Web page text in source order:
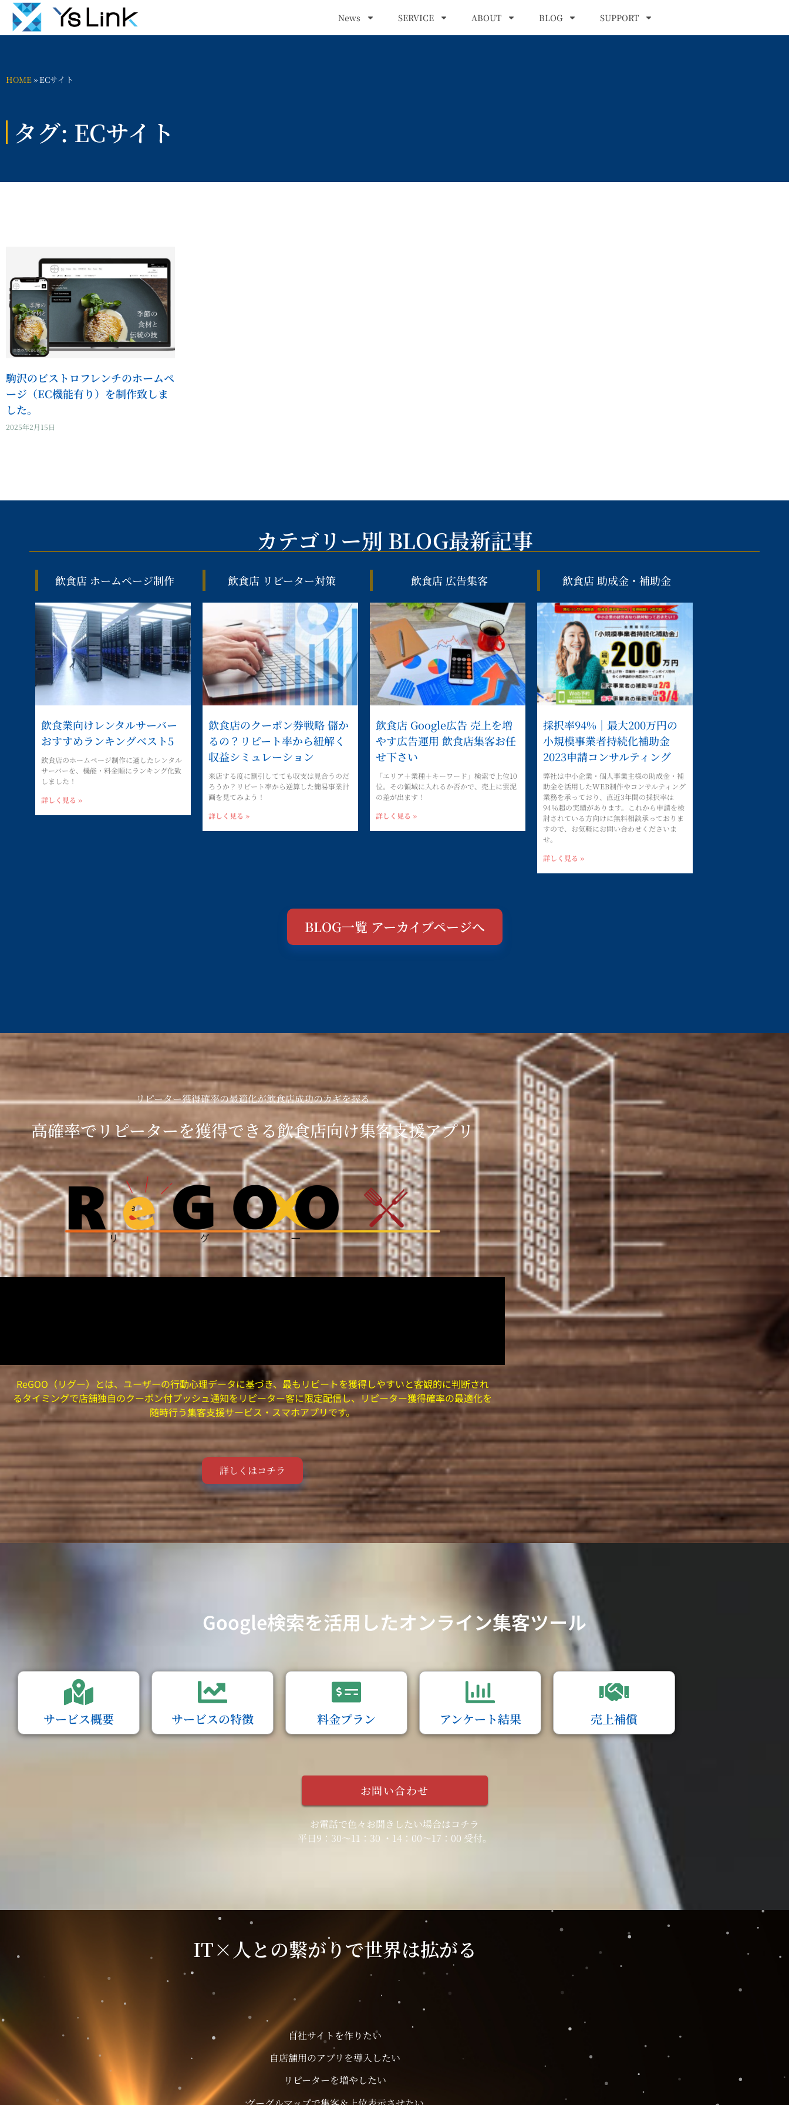
News SERVICE ABOUT BLOG SUPPORT
HOME»ECサイト
タグ: ECサイト
駒沢のビストロフレンチのホームペ
ージ（EC機能有り）を制作致しま
した。
2025年2月15日
カテゴリー別 BLOG最新記事
飲食店 ホームページ制作
飲食業向けレンタルサーバー
おすすめランキングベスト5
飲食店のホームページ制作に適したレンタル
サーバーを、機能・料金順にランキング化致
しました！
詳しく見る »
飲食店 リピーター対策
飲食店のクーポン券戦略 儲か
るの？リピート率から紐解く
収益シミュレーション
来店する度に割引してても収支は見合うのだ
ろうか？リピート率から逆算した簡易事業計
画を見てみよう！
詳しく見る »
飲食店 広告集客
飲食店 Google広告 売上を増
やす広告運用 飲食店集客お任
せ下さい
「エリア＋業種＋キーワード」検索で上位10
位。その領域に入れるか否かで、売上に雲泥
の差が出ます！
詳しく見る »
飲食店 助成金・補助金
採択率94%｜最大200万円の
小規模事業者持続化補助金
2023申請コンサルティング
弊社は中小企業・個人事業主様の助成金・補
助金を活用したWEB制作やコンサルティング
業務を承っており、直近3年間の採択率は
94％超の実績があります。これから申請を検
討されている方向けに無料相談承っておりま
すので、お気軽にお問い合わせくださいま
せ。
詳しく見る »
BLOG一覧 アーカイブページへ
リピーター獲得確率の最適化が飲食店成功のカギを握る
高確率でリピーターを獲得できる飲食店向け集客支援アプリ
ReGOO（リグー）とは、ユーザーの行動心理データに基づき、最もリピートを獲得しやすいと客観的に判断され
るタイミングで店舗独自のクーポン付プッシュ通知をリピーター客に限定配信し、リピーター獲得確率の最適化を
随時行う集客支援サービス・スマホアプリです。
詳しくはコチラ
Google検索を活用したオンライン集客ツール
サービス概要 サービスの特徴 料金プラン アンケート結果 売上補償
お問い合わせ
お電話で色々お聞きしたい場合はコチラ
平日9：30～11：30 ・14：00～17：00 受付。
IT×人との繋がりで世界は拡がる
自社サイトを作りたい
自店舗用のアプリを導入したい
リピーターを増やしたい